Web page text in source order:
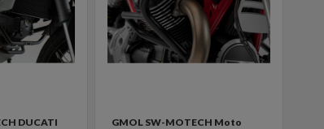
DUCATI
GMOL SW-MOTECH Moto